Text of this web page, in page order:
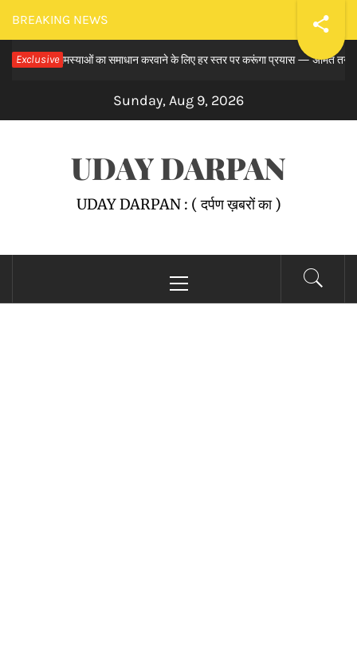
Skip
to
content
BREAKING NEWS
Exclusive
समस्याओं का समाधान करवाने के लिए हर स्तर पर करूंगा प्रयास — अमित तनेजा
Sunday, Aug 9, 2026
UDAY DARPAN
UDAY DARPAN : ( दर्पण ख़बरों का )
Menu